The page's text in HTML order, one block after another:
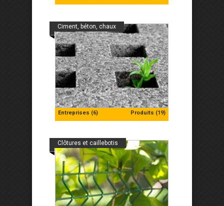
Entreprises (6) Produits (19)
Ciment, béton, chaux
Clôtures et caillebotis